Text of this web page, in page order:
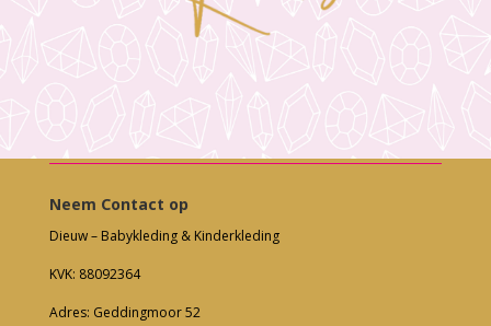
Neem Contact op
Dieuw – Babykleding & Kinderkleding
KVK: 88092364
Adres: Geddingmoor 52